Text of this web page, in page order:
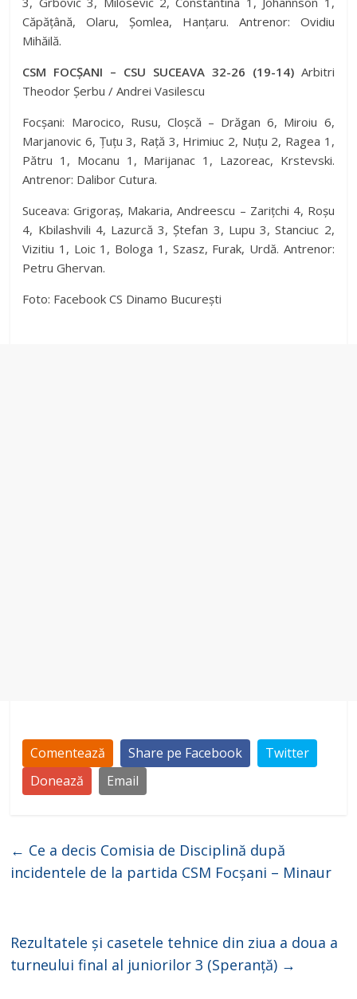
Căpățână, Olaru, Șomlea, Hanțaru. Antrenor: Ovidiu
Mihăilă.
CSM FOCȘANI – CSU SUCEAVA 32-26 (19-14)Arbitri
Theodor Șerbu / Andrei Vasilescu
Focșani: Marocico, Rusu, Cloșcă – Drăgan 6, Miroiu 6,
Marjanovic 6, Țuțu 3, Rață 3, Hrimiuc 2, Nuțu 2, Ragea 1,
Pătru 1, Mocanu 1, Marijanac 1, Lazoreac, Krstevski.
Antrenor: Dalibor Cutura.
Suceava: Grigoraș, Makaria, Andreescu – Zarițchi 4, Roșu
4, Kbilashvili 4, Lazurcă 3, Ștefan 3, Lupu 3, Stanciuc 2,
Vizitiu 1, Loic 1, Bologa 1, Szasz, Furak, Urdă. Antrenor:
Petru Ghervan.
Foto: Facebook CS Dinamo București
Comentează Share pe Facebook
Twitter
Donează
Email
← Ce a decis Comisia de Disciplină după
incidentele de la partida CSM Focșani – Minaur
Rezultatele și casetele tehnice din ziua a doua a
turneului final al juniorilor 3 (Speranță) →